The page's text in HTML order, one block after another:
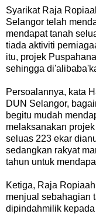
Syarikat Raja
Selangor telah
mendapat tanah
tiada aktiviti
itu, projek
sehingga
Persoalannya, kata
DUN Selangor,
begitu mudah
melaksanakan
seluas 223 ekar
sedangkan rakyat
tahun untuk
Ketiga, Raja
menjual sebahagian
dipindahmilik